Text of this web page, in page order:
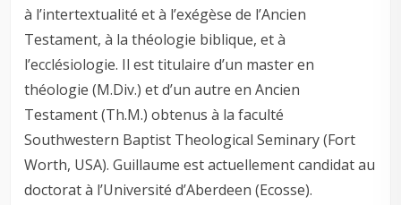
à l’intertextualité et à l’exégèse de l’Ancien
Testament, à la théologie biblique, et à
l’ecclésiologie. Il est titulaire d’un master en
théologie (M.Div.) et d’un autre en Ancien
Testament (Th.M.) obtenus à la faculté
Southwestern Baptist Theological Seminary (Fort
Worth, USA). Guillaume est actuellement candidat au
doctorat à l’Université d’Aberdeen (Ecosse).